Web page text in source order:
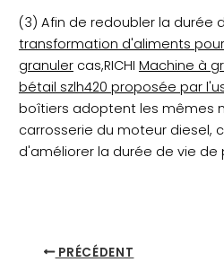
(3) Afin de redoubler la durée
transformation d'aliments
granulercas,RICHI Machine à
bétail szlh420 proposée par
boîtiers adoptent les mêmes
carrosserie du moteur diesel,
d'améliorer la durée de vie de
PRÉCÉDENT